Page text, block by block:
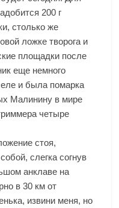
200 г
столько же
ложке творога и
площадки после
еще немного
и была помарка
Малинину в мире
четыре
стоя,
слегка согнув
анклаве на
в 30 км от
извини меня, но